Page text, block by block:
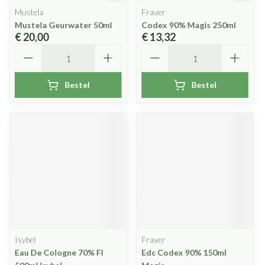
Mustela
Mustela Geurwater 50ml
€ 20,00
Bestel
Fraver
Codex 90% Magis 250ml
€ 13,32
Bestel
Isybel
Eau De Cologne 70% Fl
Fraver
Edc Codex 90% 150ml